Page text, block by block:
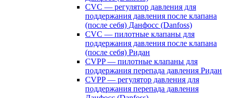
CVС — регулятор давления для
поддержания давления после клапана
(после себя) Данфосс (Danfoss)
CVС — пилотные клапаны для
поддержания давления после клапана
(после себя) Ридан
CVPP — пилотные клапаны для
поддержания перепада давления Ридан
CVPP — регулятор давления для
поддержания перепада давления